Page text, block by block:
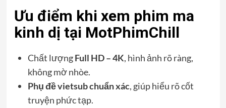
Ưu điểm khi xem phim ma
kinh dị tại MotPhimChill
Chất lượngFull HD – 4K, hình ảnh rõ ràng,
không mờ nhòe.
Phụ đề vietsub chuẩn xác, giúp hiểu rõ cốt
truyện phức tạp.